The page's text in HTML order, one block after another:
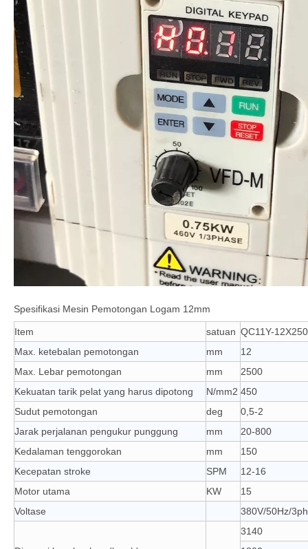
Spesifikasi Mesin Pemotongan Logam 12mm
Item satuan QC11Y-
Max. ketebalan pemotongan
mm
12
Max. Lebar pemotongan
mm
2500
Kekuatan tarik pelat yang harus dipotong
N/mm2 450
Sudut pemotongan
deg
0,5-2
Jarak perjalanan pengukur punggung
mm
20-800
Kedalaman tenggorokan
mm
150
Kecepatan stroke
SPM
12-16
Motor utama
KW
15
Voltase
380V/50Hz/3ph
3140